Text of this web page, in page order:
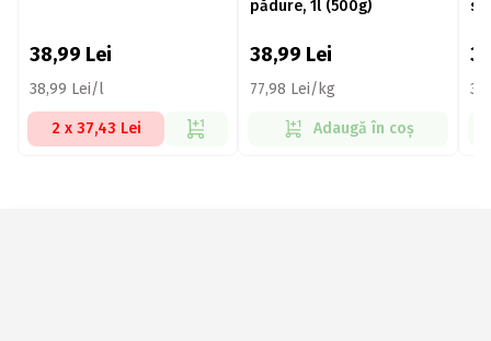
38,99 Lei
38,99 Lei/l
2 x 37,43 Lei
pădure, 1l (500g)
38,99 Lei
77,98 Lei/kg
Adaugă în coș